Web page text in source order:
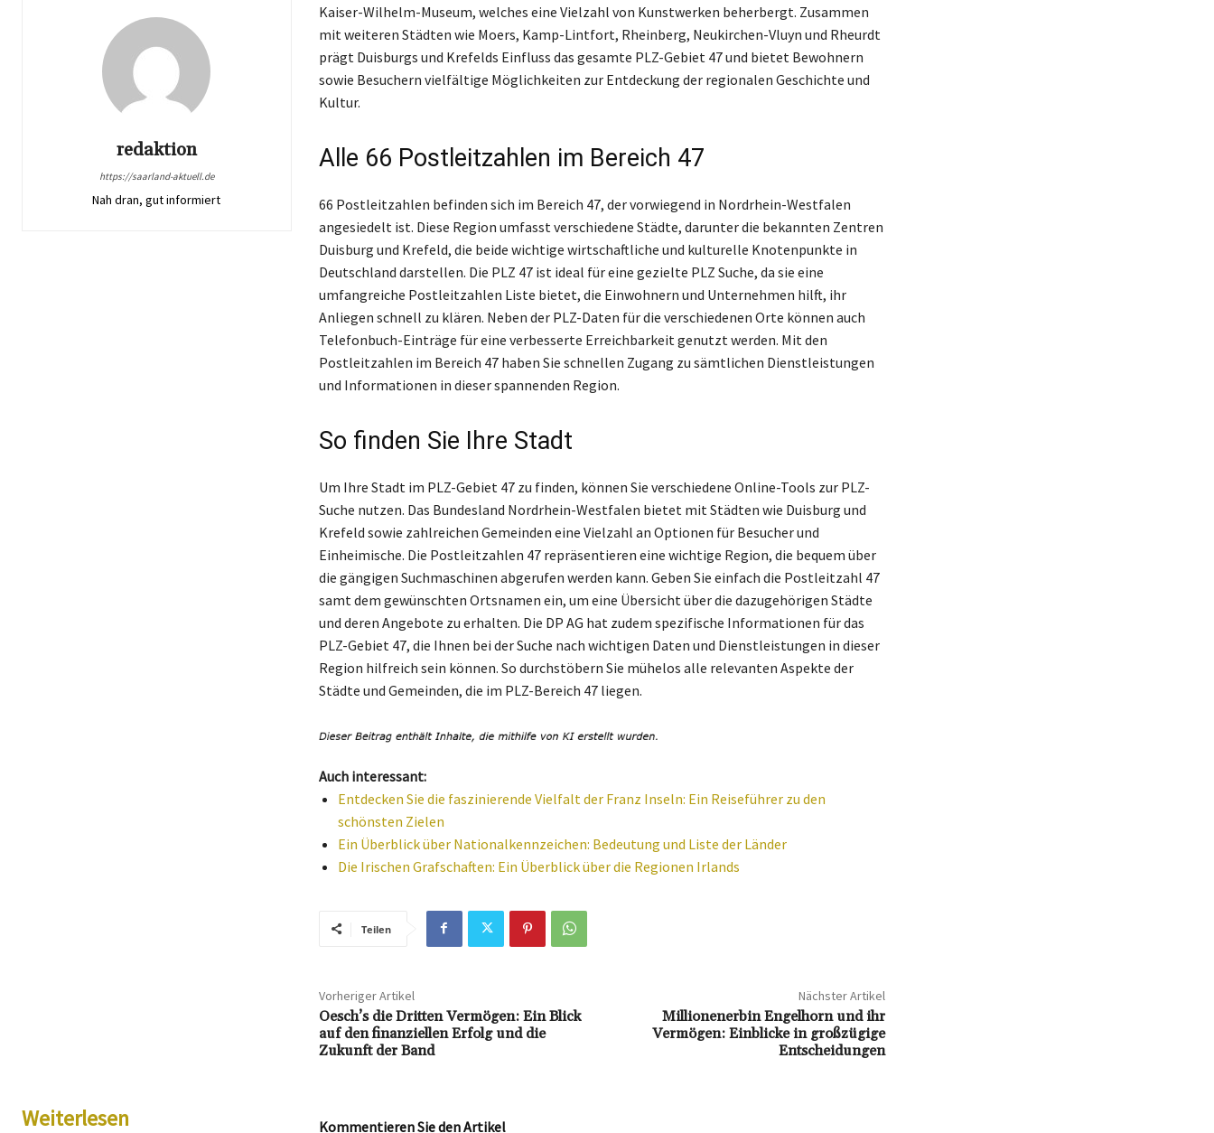
redaktion
https://saarland-aktuell.de
Nah dran, gut informiert
Kaiser-Wilhelm-Museum, welches eine Vielzahl von Kunstwerken beherbergt. Zusammen
mit weiteren Städten wie Moers, Kamp-Lintfort, Rheinberg, Neukirchen-Vluyn und Rheurdt
prägt Duisburgs und Krefelds Einfluss das gesamte PLZ-Gebiet 47 und bietet Bewohnern
sowie Besuchern vielfältige Möglichkeiten zur Entdeckung der regionalen Geschichte und
Kultur.
Alle 66 Postleitzahlen im Bereich 47
66 Postleitzahlen befinden sich im Bereich 47, der vorwiegend in Nordrhein-Westfalen
angesiedelt ist. Diese Region umfasst verschiedene Städte, darunter die bekannten Zentren
Duisburg und Krefeld, die beide wichtige wirtschaftliche und kulturelle Knotenpunkte in
Deutschland darstellen. Die PLZ 47 ist ideal für eine gezielte PLZ Suche, da sie eine
umfangreiche Postleitzahlen Liste bietet, die Einwohnern und Unternehmen hilft, ihr
Anliegen schnell zu klären. Neben der PLZ-Daten für die verschiedenen Orte können auch
Telefonbuch-Einträge für eine verbesserte Erreichbarkeit genutzt werden. Mit den
Postleitzahlen im Bereich 47 haben Sie schnellen Zugang zu sämtlichen Dienstleistungen
und Informationen in dieser spannenden Region.
So finden Sie Ihre Stadt
Um Ihre Stadt im PLZ-Gebiet 47 zu finden, können Sie verschiedene Online-Tools zur PLZ-
Suche nutzen. Das Bundesland Nordrhein-Westfalen bietet mit Städten wie Duisburg und
Krefeld sowie zahlreichen Gemeinden eine Vielzahl an Optionen für Besucher und
Einheimische. Die Postleitzahlen 47 repräsentieren eine wichtige Region, die bequem über
die gängigen Suchmaschinen abgerufen werden kann. Geben Sie einfach die Postleitzahl 47
samt dem gewünschten Ortsnamen ein, um eine Übersicht über die dazugehörigen Städte
und deren Angebote zu erhalten. Die DP AG hat zudem spezifische Informationen für das
PLZ-Gebiet 47, die Ihnen bei der Suche nach wichtigen Daten und Dienstleistungen in dieser
Region hilfreich sein können. So durchstöbern Sie mühelos alle relevanten Aspekte der
Städte und Gemeinden, die im PLZ-Bereich 47 liegen.
Auch interessant:
Entdecken Sie die faszinierende Vielfalt der Franz Inseln: Ein Reiseführer zu den
schönsten Zielen
Ein Überblick über Nationalkennzeichen: Bedeutung und Liste der Länder
Die Irischen Grafschaften: Ein Überblick über die Regionen Irlands
Teilen
Vorheriger Artikel
Oesch’s die Dritten Vermögen: Ein Blick
auf den finanziellen Erfolg und die
Zukunft der Band
Nächster Artikel
Millionenerbin Engelhorn und ihr
Vermögen: Einblicke in großzügige
Entscheidungen
Weiterlesen Kommentieren Sie den Artikel